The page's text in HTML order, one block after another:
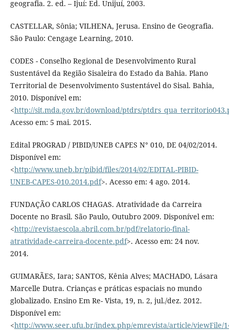
geografia. 2. ed. – Ijuí: Ed. Unijuí, 2003.
CASTELLAR, Sônia; VILHENA, Jerusa. Ensino de Geografia.
São Paulo: Cengage Learning, 2010.
CODES - Conselho Regional de Desenvolvimento Rural
Sustentável da Região Sisaleira do Estado da Bahia. Plano
Territorial de Desenvolvimento Sustentável do Sisal. Bahia,
2010. Disponível em:
<http://sit.mda.gov.br/download/ptdrs/
Acesso em: 5 mai. 2015.
Edital PROGRAD / PIBID/UNEB CAPES N° 010, DE 04/02/2014.
Disponível em:
<http://www.uneb.br/pibid/files/2014/02/EDITAL-PIBID-
UNEB-CAPES-010.2014.pdf>. Acesso em: 4 ago. 2014.
FUNDAÇÃO CARLOS CHAGAS. Atratividade da Carreira
Docente no Brasil. São Paulo, Outubro 2009. Disponível em:
<http://revistaescola.abril.com.br/pdf/relatorio-final-
atratividade-carreira-docente.pdf>. Acesso em: 24 nov.
2014.
GUIMARÃES, Iara; SANTOS, Kênia Alves; MACHADO, Lásara
Marcelle Dutra. Crianças e práticas espaciais no mundo
globalizado. Ensino Em Re- Vista, 19, n. 2, jul./dez. 2012.
Disponível em:
<http://www.seer.ufu.br/index.php/emrevista/article/viewFile/